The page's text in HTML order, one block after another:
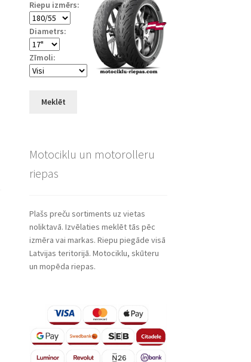
Riepu izmērs:
Diametrs:
Zīmoli:
Meklēt
Motociklu un motorolleru
riepas
Plašs preču sortiments uz vietas
noliktavā. Izvēlaties meklēt tās pēc
izmēra vai markas. Riepu piegāde visā
Latvijas teritorijā. Motociklu, skūteru
un mopēda riepas.